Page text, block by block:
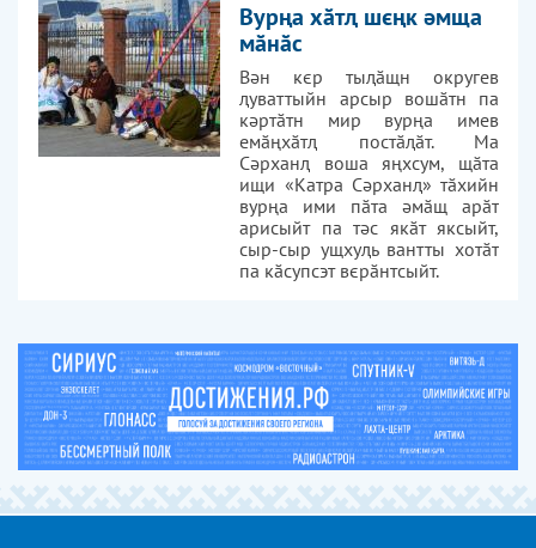
Вурңа хӑтԯ шєңк әмща
мӑнӑс
Вән кєр тыԯӑщн округев
ԯуваттыйн арсыр вошӑтн па
кәртӑтн мир вурңа имев
емӑңхӑтԯ постӑԯӑт. Ма
Сәрханԯ воша яңхсум, щӑта
ищи «Катра Сәрханԯ» тӑхийн
вурңа ими пӑта әмӑщ арӑт
арисыйт па тәс якӑт яксыйт,
сыр-сыр ущхуԯь вантты хотӑт
па кӑсупсэт вєрӑнтсыйт.